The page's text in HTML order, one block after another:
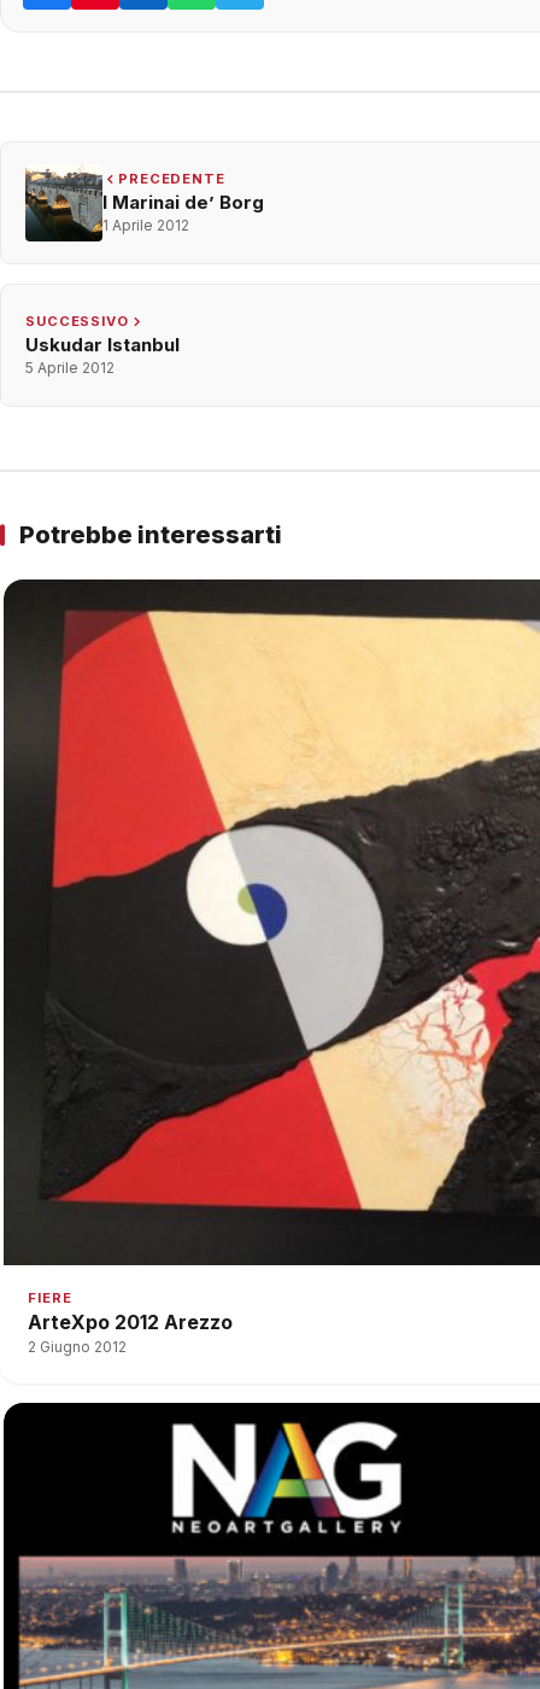
PRECEDENTE
I Marinai de’ Borg
1 Aprile 2012
SUCCESSIVO
Uskudar Istanbul
5 Aprile 2012
Potrebbe interessarti
FIERE
ArteXpo 2012 Arezzo
2 Giugno 2012